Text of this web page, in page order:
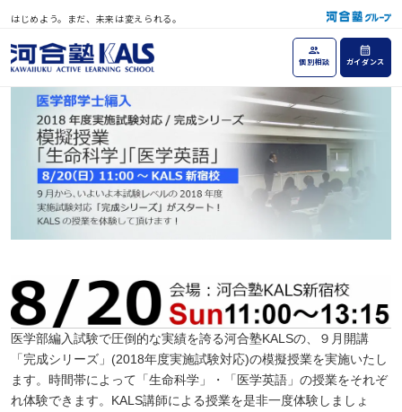
はじめよう。まだ、未来は変えられる。
個別相談 ガイダンス
医学部編入試験で圧倒的な実績を誇る河合塾KALSの、９月開講
「完成シリーズ」(2018年度実施試験対応)の模擬授業を実施いたし
ます。時間帯によって「生命科学」・「医学英語」の授業をそれぞ
れ体験できます。KALS講師による授業を是非一度体験しましょ